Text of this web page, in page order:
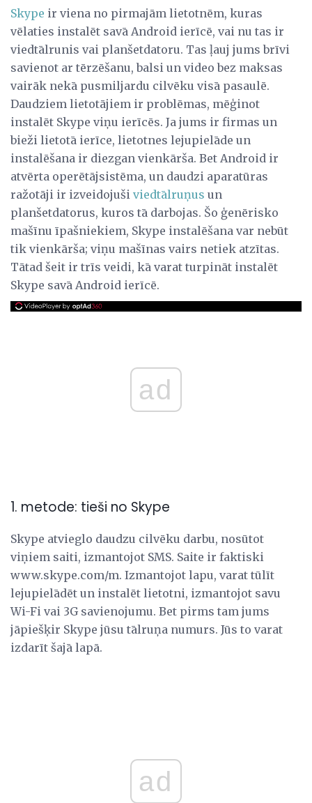
Skype ir viena no pirmajām lietotnēm, kuras
vēlaties instalēt savā Android ierīcē, vai nu tas ir
viedtālrunis vai planšetdatoru. Tas ļauj jums brīvi
savienot ar tērzēšanu, balsi un video bez maksas
vairāk nekā pusmiljardu cilvēku visā pasaulē.
Daudziem lietotājiem ir problēmas, mēģinot
instalēt Skype viņu ierīcēs. Ja jums ir firmas un
bieži lietotā ierīce, lietotnes lejupielāde un
instalēšana ir diezgan vienkārša. Bet Android ir
atvērta operētājsistēma, un daudzi aparatūras
ražotāji ir izveidojuši viedtālruņus un
planšetdatorus, kuros tā darbojas. Šo ģenērisko
mašīnu īpašniekiem, Skype instalēšana var nebūt
tik vienkārša; viņu mašīnas vairs netiek atzītas.
Tātad šeit ir trīs veidi, kā varat turpināt instalēt
Skype savā Android ierīcē.
ad
1. metode: tieši no Skype
Skype atvieglo daudzu cilvēku darbu, nosūtot
viņiem saiti, izmantojot SMS. Saite ir faktiski
www.skype.com/m. Izmantojot lapu, varat tūlīt
lejupielādēt un instalēt lietotni, izmantojot savu
Wi-Fi vai 3G savienojumu. Bet pirms tam jums
jāpiešķir Skype jūsu tālruņa numurs. Jūs to varat
izdarīt šajā lapā.
ad